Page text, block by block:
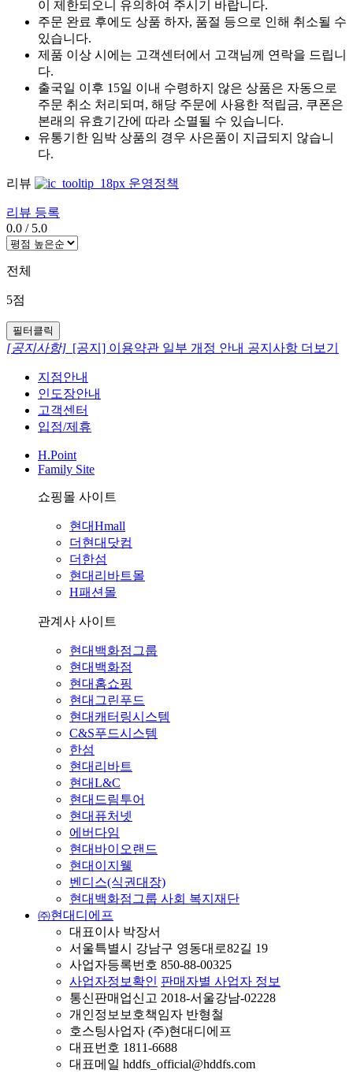
이 제한되오니 유의하여 주시기 바랍니다.
주문 완료 후에도 상품 하자, 품절 등으로 인해 취소될 수
있습니다.
제품 이상 시에는 고객센터에서 고객님께 연락을 드립니
다.
출국일 이후 15일 이내 수령하지 않은 상품은 자동으로
주문 취소 처리되며, 해당 주문에 사용한 적립금, 쿠폰은
본래의 유효기간에 따라 소멸될 수 있습니다.
유통기한 임박 상품의 경우 사은품이 지급되지 않습니
다.
리뷰 운영정책
리뷰 등록
0.0 / 5.0
전체
5점
필터클릭
[공지사항] [공지] 이용약관 일부 개정 안내 공지사항 더보기
지점안내
인도장안내
고객센터
입점/제휴
H.Point
Family Site
쇼핑몰 사이트
현대Hmall
더현대닷컴
더한섬
현대리바트몰
H패션몰
관계사 사이트
현대백화점그룹
현대백화점
현대홈쇼핑
현대그린푸드
현대캐터링시스템
C&S푸드시스템
한섬
현대리바트
현대L&C
현대드림투어
현대퓨처넷
에버다임
현대바이오랜드
현대이지웰
벤디스(식권대장)
현대백화점그룹 사회 복지재단
㈜현대디에프
대표이사 박장서
서울특별시 강남구 영동대로82길 19
사업자등록번호 850-88-00325
사업자정보확인 판매자별 사업자 정보
통신판매업신고 2018-서울강남-02228
개인정보보호책임자 반형철
호스팅사업자 (주)현대디에프
대표번호 1811-6688
대표메일 hddfs_official@hddfs.com